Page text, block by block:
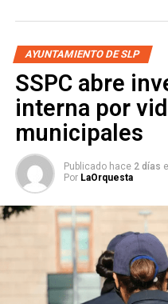
AYUNTAMIENTO DE SLP
SSPC abre
interna por
municipales
Publicado hace 2 días el
Por LaOrquesta